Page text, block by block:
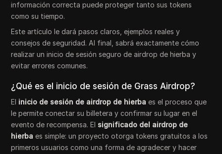
información correcta puede proteger tanto sus tokens
como su tiempo.
Este artículo le dará pasos claros, ejemplos reales y
consejos de seguridad. Al final, sabrá exactamente cómo
realizar un inicio de sesión seguro de airdrop de hierba y
evitar errores comunes.
¿Qué es el inicio de sesión de Grass Airdrop?
El inicio de sesión de airdrop de hierba es el proceso que
le permite conectar su billetera y confirmar su lugar en el
evento de recompensa. El significado del airdrop de
hierba es simple: un proyecto otorga tokens gratuitos a los
primeros usuarios como una forma de agradecer y hacer